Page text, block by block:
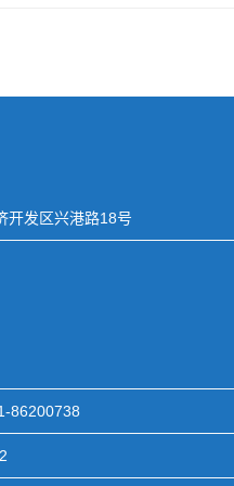
开发区兴港路18号
86200738